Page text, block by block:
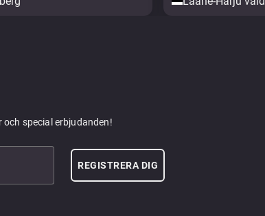
special erbjudanden!
REGISTRERA DIG